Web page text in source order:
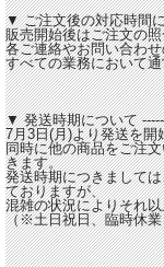
▼ ご注文後の対応時間
販売開始後はご注文の
各ご連絡やお問い合わ
すべての業務において
▼ 発送時期について
7月3日(月)より発送を開
同時に他の商品をご注
きます。
発送時期につきまして
ておりますが、
混雑の状況によりそれ
（※土日祝日、臨時休